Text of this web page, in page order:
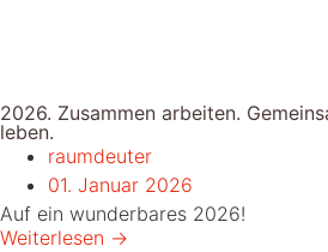
2026. Zusammen arbeiten.
leben.
raumdeuter
01. Januar 2026
Auf ein wunderbares 2026!
Weiterlesen →